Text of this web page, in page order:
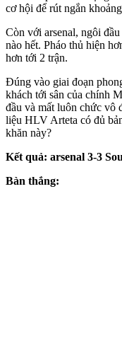
cơ hội để rút ngắn
Còn với ars‌enal, ngôi
nào hết. Pháo thủ hiện
hơn tới 2 trận.
Đúng vào giai đoạn
khách tới sân của chính
đầu và mất luôn chức vô
liệu HLV Arteta có đủ
khăn này?
Kết quả: ars‌enal 3-3
Bàn thắng: